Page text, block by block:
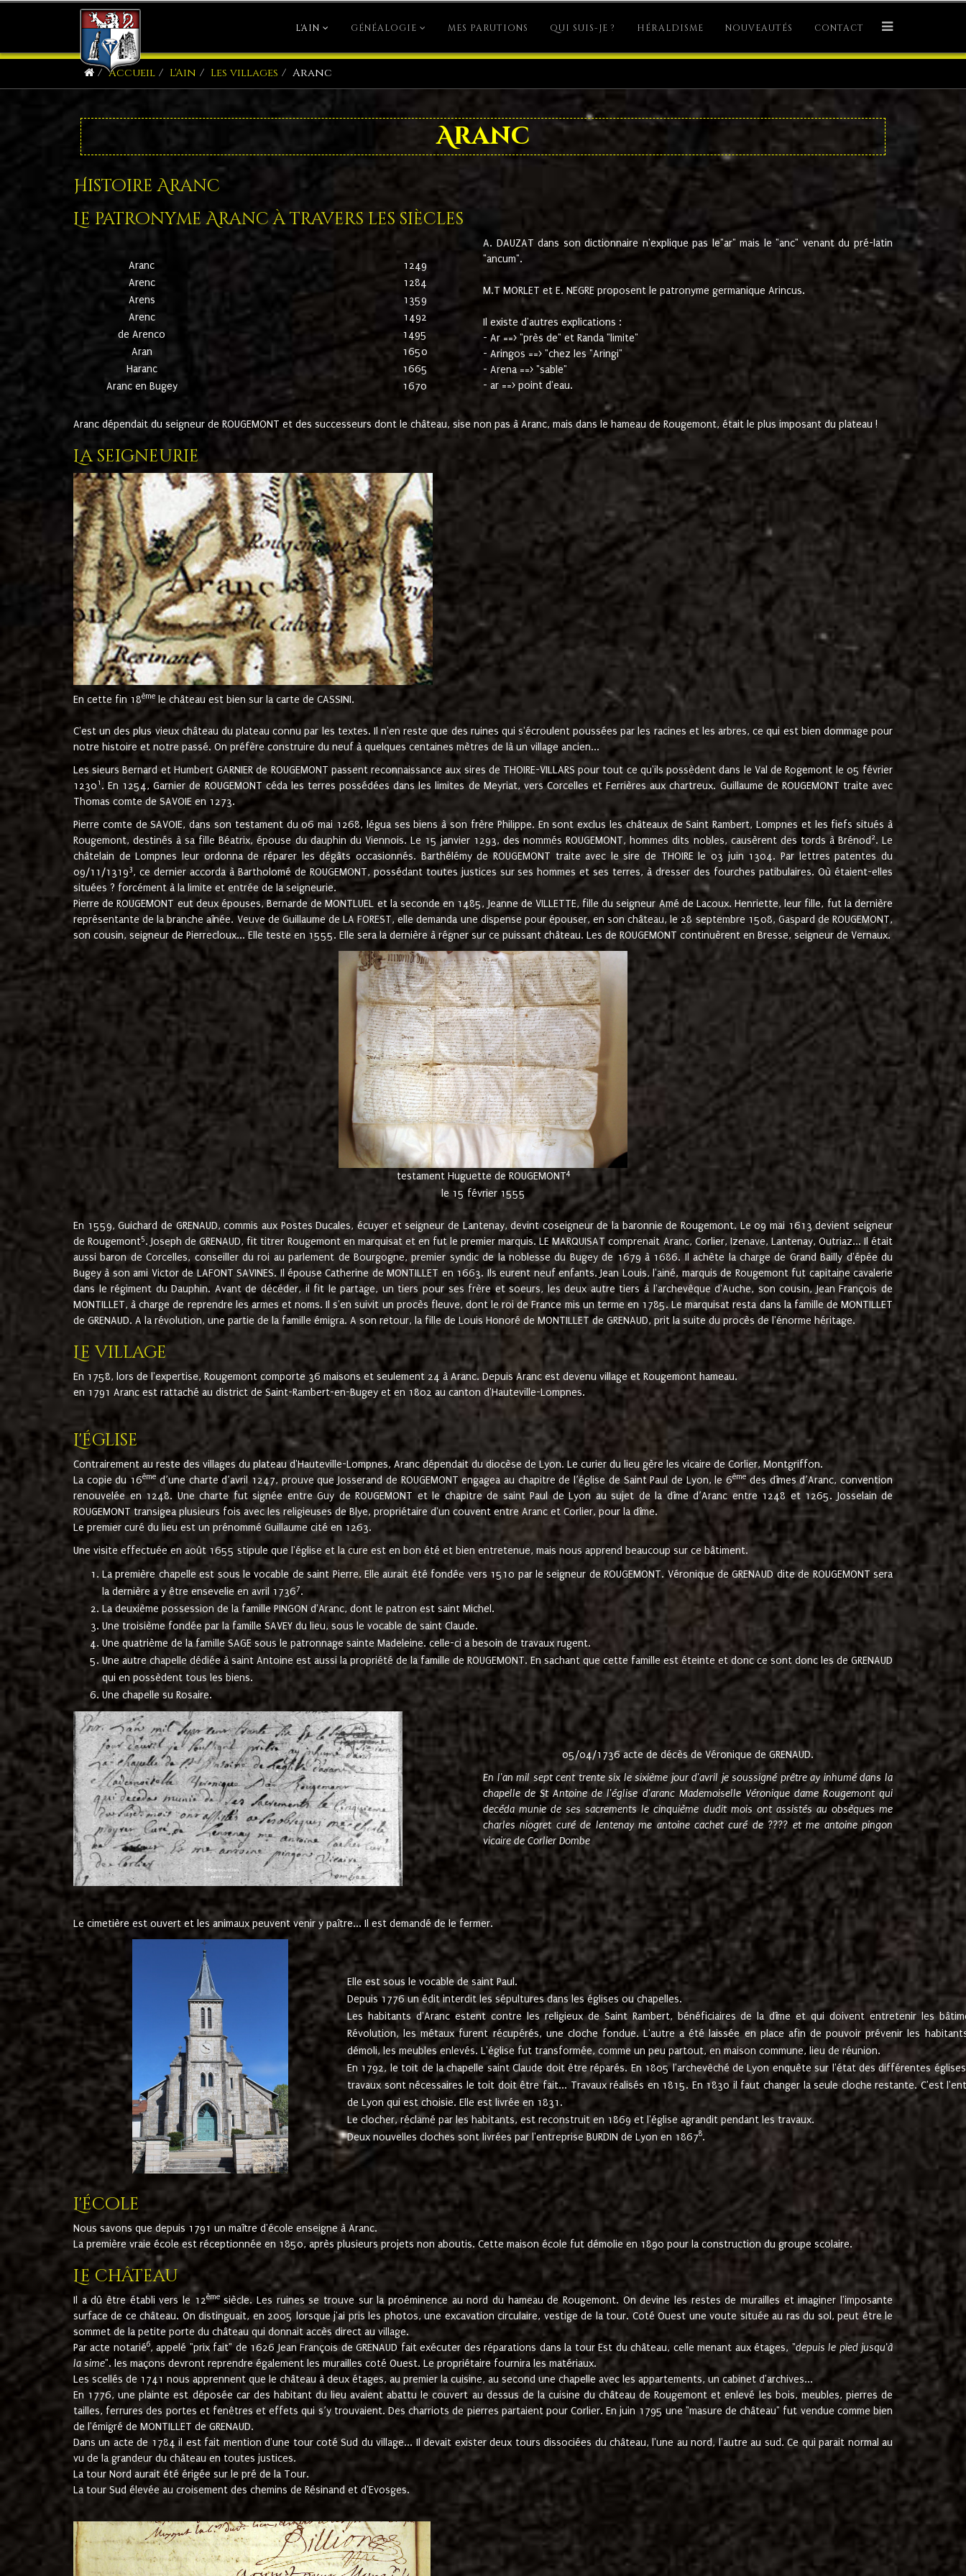
L'AIN GÉNÉALOGIE MES PARUTIONS QUI SUIS-JE ? HÉRALDISME NOUVEAUTÉS CONTACT
Accueil L'Ain Les villages Aranc
Aranc
Histoire Aranc
Le patronyme Aranc à travers les siècles
Aranc
1249
Arenc
1284
Arens
1359
Arenc
1492
de Arenco
1495
Aran
1650
Haranc
1665
Aranc en Bugey
1670
A. DAUZAT dans son dictionnaire n'explique pas le"ar" mais le "anc" venant du pré-latin
"ancum".
M.T MORLET et E. NEGRE proposent le patronyme germanique Arincus.
Il existe d'autres explications :
- Ar ==> "près de" et Randa "limite"
- Aringos ==> "chez les "Aringi"
- Arena ==> "sable"
- ar ==> point d'eau.
Aranc dépendait du seigneur de ROUGEMONT et des successeurs dont le château, sise non pas à Aranc, mais dans le hameau de Rougemont, était le plus imposant du plateau !
La seigneurie
En cette fin 18ème le château est bien sur la carte de CASSINI.
C'est un des plus vieux château du plateau connu par les textes. Il n'en reste que des ruines qui s'écroulent poussées par les racines et les arbres, ce qui est bien dommage pour
notre histoire et notre passé. On préfère construire du neuf à quelques centaines mètres de là un village ancien...
Les sieurs Bernard et Humbert GARNIER de ROUGEMONT passent reconnaissance aux sires de THOIRE-VILLARS pour tout ce qu'ils possèdent dans le Val de Rogemont le 05 février
12301 . En 1254, Garnier de ROUGEMONT céda les terres possédées dans les limites de Meyriat, vers Corcelles et Ferrières aux chartreux. Guillaume de ROUGEMONT traite avec
Thomas comte de SAVOIE en 1273.
Pierre comte de SAVOIE, dans son testament du 06 mai 1268, légua ses biens à son frère Philippe. En sont exclus les châteaux de Saint Rambert, Lompnes et les fiefs situés à
Rougemont, destinés à sa fille Béatrix, épouse du dauphin du Viennois. Le 15 janvier 1293, des nommés ROUGEMONT, hommes dits nobles, causèrent des tords à Brénod 2. Le
châtelain de Lompnes leur ordonna de réparer les dégâts occasionnés. Barthélémy de ROUGEMONT traite avec le sire de THOIRE le 03 juin 1304. Par lettres patentes du
09/11/13193, ce dernier accorda à Bartholomé de ROUGEMONT, possédant toutes justices sur ses hommes et ses terres, à dresser des fourches patibulaires. Où étaient-elles
situées ? forcément à la limite et entrée de la seigneurie.
Pierre de ROUGEMONT eut deux épouses, Bernarde de MONTLUEL et la seconde en 1485, Jeanne de VILLETTE, fille du seigneur Amé de Lacoux. Henriette, leur fille, fut la dernière
représentante de la branche aînée. Veuve de Guillaume de LA FOREST, elle demanda une dispense pour épouser, en son château, le 28 septembre 1508, Gaspard de ROUGEMONT,
son cousin, seigneur de Pierrecloux... Elle teste en 1555. Elle sera la dernière à régner sur ce puissant château. Les de ROUGEMONT continuèrent en Bresse, seigneur de Vernaux.
testament Huguette de ROUGEMONT4
le 15 février 1555
En 1559, Guichard de GRENAUD, commis aux Postes Ducales, écuyer et seigneur de Lantenay, devint coseigneur de la baronnie de Rougemont. Le 09 mai 1613 devient seigneur
de Rougemont5. Joseph de GRENAUD, fit titrer Rougemont en marquisat et en fut le premier marquis. LE MARQUISAT comprenait Aranc, Corlier, Izenave, Lantenay, Outriaz... Il était
aussi baron de Corcelles, conseiller du roi au parlement de Bourgogne, premier syndic de la noblesse du Bugey de 1679 à 1686. Il achète la charge de Grand Bailly d'épée du
Bugey à son ami Victor de LAFONT SAVINES. Il épouse Catherine de MONTILLET en 1663. Ils eurent neuf enfants. Jean Louis, l'ainé, marquis de Rougemont fut capitaine cavalerie
dans le régiment du Dauphin. Avant de décéder, il fit le partage, un tiers pour ses frère et soeurs, les deux autre tiers à l'archevêque d'Auche, son cousin, Jean François de
MONTILLET, à charge de reprendre les armes et noms. Il s'en suivit un procès fleuve, dont le roi de France mis un terme en 1785. Le marquisat resta dans la famille de MONTILLET
de GRENAUD. A la révolution, une partie de la famille émigra. A son retour, la fille de Louis Honoré de MONTILLET de GRENAUD, prit la suite du procès de l'énorme héritage.
Le village
En 1758, lors de l'expertise, Rougemont comporte 36 maisons et seulement 24 à Aranc. Depuis Aranc est devenu village et Rougemont hameau.
en 1791 Aranc est rattaché au district de Saint-Rambert-en-Bugey et en 1802 au canton d'Hauteville-Lompnes.
L'église
Contrairement au reste des villages du plateau d'Hauteville-Lompnes, Aranc dépendait du diocèse de Lyon. Le curier du lieu gère les vicaire de Corlier, Montgriffon.
La copie du 16ème d’une charte d’avril 1247, prouve que Josserand de ROUGEMONT engagea au chapitre de l’église de Saint Paul de Lyon, le 6ème des dîmes d’Aranc, convention
renouvelée en 1248. Une charte fut signée entre Guy de ROUGEMONT et le chapitre de saint Paul de Lyon au sujet de la dîme d’Aranc entre 1248 et 1265. Josselain de
ROUGEMONT transigea plusieurs fois avec les religieuses de Blye, propriétaire d'un couvent entre Aranc et Corlier, pour la dîme.
Le premier curé du lieu est un prénommé Guillaume cité en 1263.
Une visite effectuée en août 1655 stipule que l'église et la cure est en bon été et bien entretenue, mais nous apprend beaucoup sur ce bâtiment.
La première chapelle est sous le vocable de saint Pierre. Elle aurait été fondée vers 1510 par le seigneur de ROUGEMONT. Véronique de GRENAUD dite de ROUGEMONT sera
la dernière a y être ensevelie en avril 17367.
La deuxième possession de la famille PINGON d'Aranc, dont le patron est saint Michel.
Une troisième fondée par la famille SAVEY du lieu, sous le vocable de saint Claude.
Une quatrième de la famille SAGE sous le patronnage sainte Madeleine. celle-ci a besoin de travaux rugent.
Une autre chapelle dédiée à saint Antoine est aussi la propriété de la famille de ROUGEMONT. En sachant que cette famille est éteinte et donc ce sont donc les de GRENAUD
qui en possèdent tous les biens.
Une chapelle su Rosaire.
05/04/1736 acte de décès de Véronique de GRENAUD.
En l'an mil sept cent trente six le sixième jour d'avril je soussigné prêtre ay inhumé dans la
chapelle de St Antoine de l'église d'aranc Mademoiselle Véronique dame Rougemont qui
decéda munie de ses sacrements le cinquième dudit mois ont assistés au obsèques me
charles niogret curé de lentenay me antoine cachet curé de ???? et me antoine pingon
vicaire de Corlier Dombe
Le cimetière est ouvert et les animaux peuvent venir y paître... Il est demandé de le fermer.
Elle est sous le vocable de saint Paul.
Depuis 1776 un édit interdit les sépultures dans les églises ou chapelles.
Les habitants d'Aranc estent contre les religieux de Saint Rambert, bénéficiaires de la dîme et qui doivent entretenir les
Révolution, les métaux furent récupérés, une cloche fondue. L'autre a été laissée en place afin de pouvoir prévenir les
démoli, les meubles enlevés. L'église fut transformée, comme un peu partout, en maison commune, lieu de réunion.
En 1792, le toit de la chapelle saint Claude doit être réparés. En 1805 l'archevêché de Lyon enquête sur l'état des différentes
travaux sont nécessaires le toit doit être fait... Travaux réalisés en 1815. En 1830 il faut changer la seule cloche restante. C'est
de Lyon qui est choisie. Elle est livrée en 1831.
Le clocher, réclamé par les habitants, est reconstruit en 1869 et l'église agrandit pendant les travaux.
Deux nouvelles cloches sont livrées par l'entreprise BURDIN de Lyon en 18678.
L'école
Nous savons que depuis 1791 un maître d'école enseigne à Aranc.
La première vraie école est réceptionnée en 1850, après plusieurs projets non aboutis. Cette maison école fut démolie en 1890 pour la construction du groupe scolaire.
Le château
Il a dû être établi vers le 12èmesiècle. Les ruines se trouve sur la proéminence au nord du hameau de Rougemont. On devine les restes de murailles et imaginer l'imposante
surface de ce château. On distinguait, en 2005 lorsque j'ai pris les photos, une excavation circulaire, vestige de la tour. Coté Ouest une voute située au ras du sol, peut être le
sommet de la petite porte du château qui donnait accès direct au village.
Par acte notarié6, appelé "prix fait" de 1626 Jean François de GRENAUD fait exécuter des réparations dans la tour Est du château, celle menant aux étages, "depuis le pied jusqu'à
la sime". les maçons devront reprendre également les murailles coté Ouest. Le propriétaire fournira les matériaux.
Les scellés de 1741 nous apprennent que le château à deux étages, au premier la cuisine, au second une chapelle avec les appartements, un cabinet d'archives...
En 1776, une plainte est déposée car des habitant du lieu avaient abattu le couvert au dessus de la cuisine du château de Rougemont et enlevé les bois, meubles, pierres de
tailles, ferrures des portes et fenêtres et effets qui s’y trouvaient. Des charriots de pierres partaient pour Corlier. En juin 1795 une "masure de château" fut vendue comme bien
de l'émigré de MONTILLET de GRENAUD.
Dans un acte de 1784 il est fait mention d'une tour coté Sud du village... Il devait exister deux tours dissociées du château, l'une au nord, l'autre au sud. Ce qui parait normal au
vu de la grandeur du château en toutes justices.
La tour Nord aurait été érigée sur le pré de la Tour.
La tour Sud élevée au croisement des chemins de Résinand et d'Evosges.